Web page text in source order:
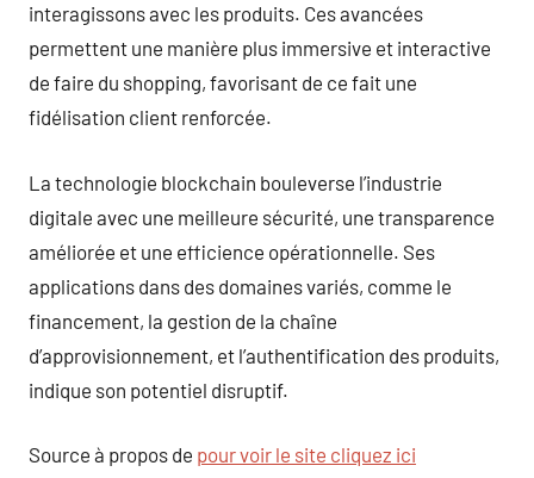
interagissons avec les produits. Ces avancées
permettent une manière plus immersive et interactive
de faire du shopping, favorisant de ce fait une
fidélisation client renforcée.
La technologie blockchain bouleverse l’industrie
digitale avec une meilleure sécurité, une transparence
améliorée et une efficience opérationnelle. Ses
applications dans des domaines variés, comme le
financement, la gestion de la chaîne
d’approvisionnement, et l’authentification des produits,
indique son potentiel disruptif.
Source à propos de pour voir le site cliquez ici